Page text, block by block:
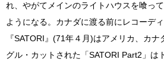
れ、やがてメインのライトハウスを喰っ
ようになる。カナダに渡る前にレコーデ
『SATORI』(71年４月)はアメリカ、カ
グル・カットされた「SATORI Part2」は